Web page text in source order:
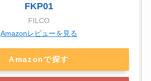
FKP01
FILCO
Amazonレビューを見る
Amazonで探す